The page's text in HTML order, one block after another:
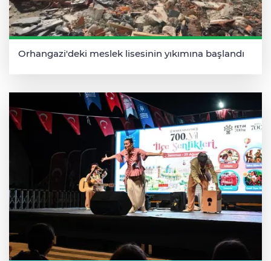
Orhangazi'deki meslek lisesinin yıkımına başlandı